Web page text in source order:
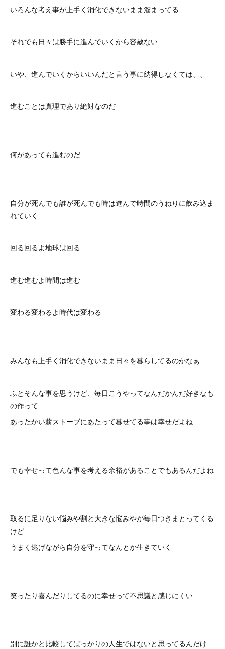
いろんな考え事が上手く消化できないまま溜まってる
それでも日々は勝手に進んでいくから容赦ない
いや、進んでいくからいいんだと言う事に納得しなくては、、
進むことは真理であり絶対なのだ
何があっても進むのだ
自分が死んでも誰が死んでも時は進んで時間のうねりに飲み込ま
れていく
回る回るよ地球は回る
進む進むよ時間は進む
変わる変わるよ時代は変わる
みんなも上手く消化できないまま日々を暮らしてるのかなぁ
ふとそんな事を思うけど、毎日こうやってなんだかんだ好きなも
の作って
あったかい薪ストーブにあたって暮せてる事は幸せだよね
でも幸せって色んな事を考える余裕があることでもあるんだよね
取るに足りない悩みや割と大きな悩みやが毎日つきまとってくる
けど
うまく逃げながら自分を守ってなんとか生きていく
笑ったり喜んだりしてるのに幸せって不思議と感じにくい
別に誰かと比較してばっかりの人生ではないと思ってるんだけ